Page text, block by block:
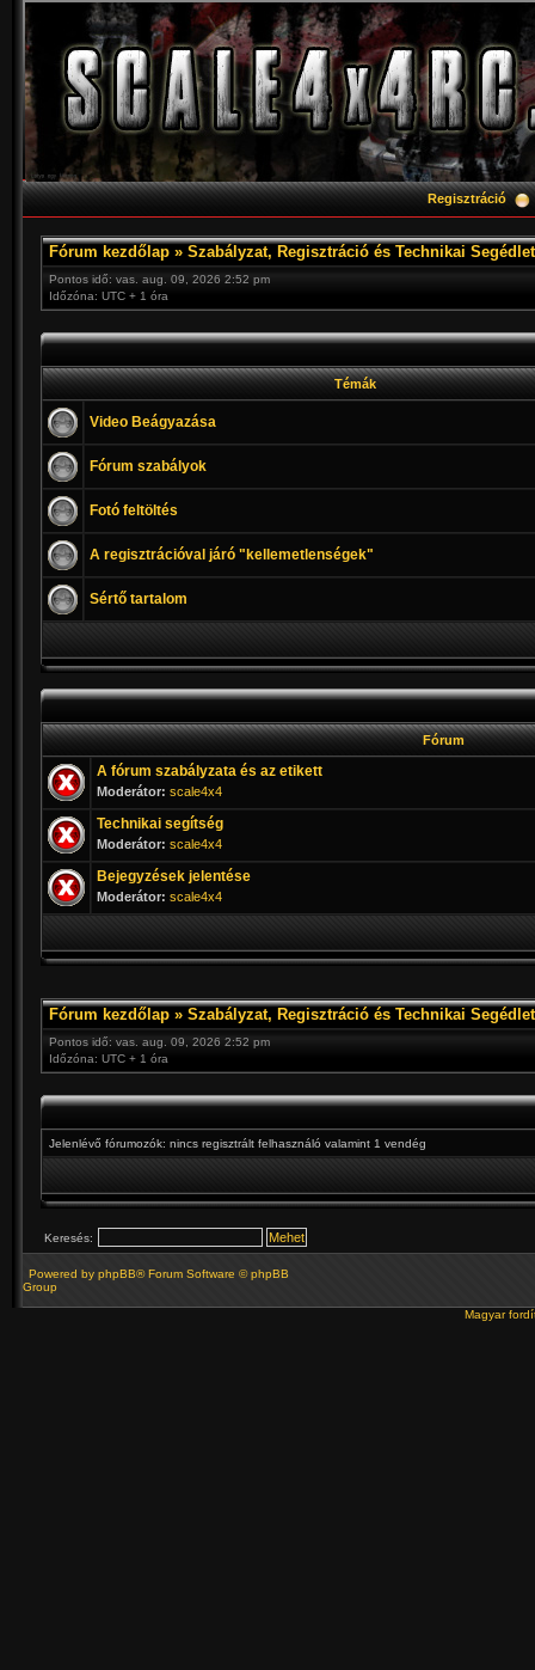
Regisztráció
Fórum kezdőlap » Szabályzat, Regisztráció és Technikai
Pontos idő: vas. aug. 09, 2026 2:52 pm
Időzóna: UTC + 1 óra
Témák
Video Beágyazása
Fórum szabályok
Fotó feltöltés
A regisztrációval járó "kellemetlenségek"
Sértő tartalom
Fórum
A fórum szabályzata és az etikett
Moderátor: scale4x4
Technikai segítség
Moderátor: scale4x4
Bejegyzések jelentése
Moderátor: scale4x4
Fórum kezdőlap » Szabályzat, Regisztráció és Technikai
Pontos idő: vas. aug. 09, 2026 2:52 pm
Időzóna: UTC + 1 óra
Jelenlévő fórumozók: nincs regisztrált felhasználó valamint 1 vendég
Keresés:
Powered by phpBB® Forum Software © phpBB
Group
Magyar